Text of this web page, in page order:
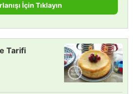
İçin Tıklayın
Tarifi